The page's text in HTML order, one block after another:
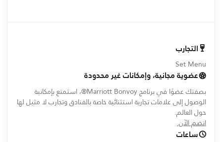
التجارب
Set Menu
عضوية مجانية، وإمكانات غير محدودة
بصفتك عضوًا في برنامج Marriott Bonvoy®، استمتع بإمكانية
الوصول إلى علامات تجارية استثنائية خاصة بالفنادق وتجارب لا مثيل لها
حول العالم.
انضم الآن.
ساعات